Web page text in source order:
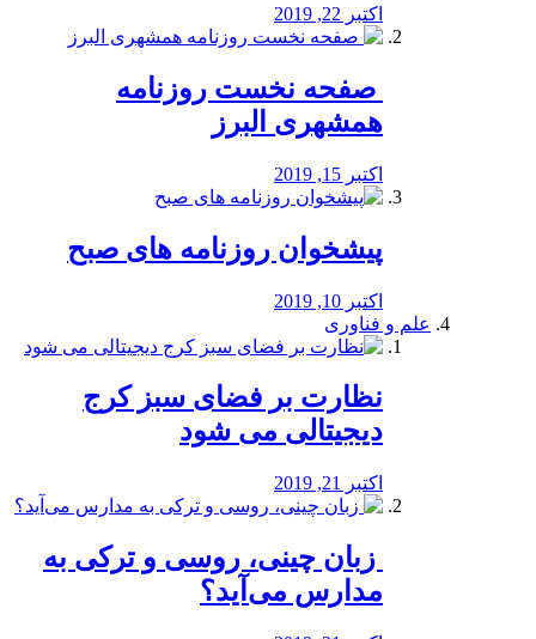
اکتبر 22, 2019
️ صفحه نخست روزنامه‌
همشهری البرز
اکتبر 15, 2019
پیشخوان روزنامه های صبح
اکتبر 10, 2019
علم و فناوری
نظارت بر فضای سبز کرج
دیجیتالی می شود
اکتبر 21, 2019
️ زبان چینی، روسی و ترکی به
مدارس می‌آید؟